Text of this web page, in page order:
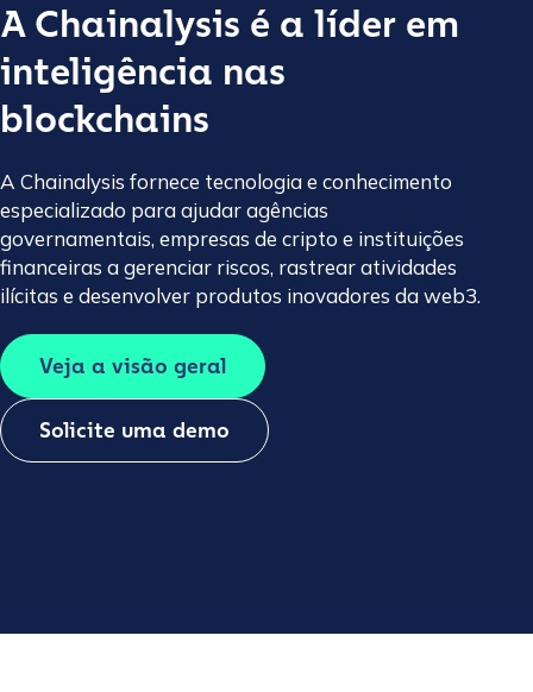
A Chainalysis é a líder em
inteligência nas
blockchains
A Chainalysis fornece tecnologia e conhecimento
especializado para ajudar agências
governamentais, empresas de cripto e instituições
financeiras a gerenciar riscos, rastrear atividades
ilícitas e desenvolver produtos inovadores da web3.
Veja a visão geral
Solicite uma demo